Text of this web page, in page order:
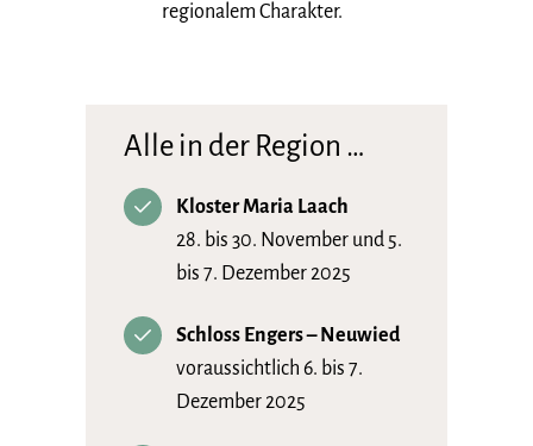
regionalem Charakter.
Alle in der Region …
Kloster Maria Laach
28. bis 30. November und 5.
bis 7. Dezember 2025
Schloss Engers – Neuwied
voraussichtlich 6. bis 7.
Dezember 2025